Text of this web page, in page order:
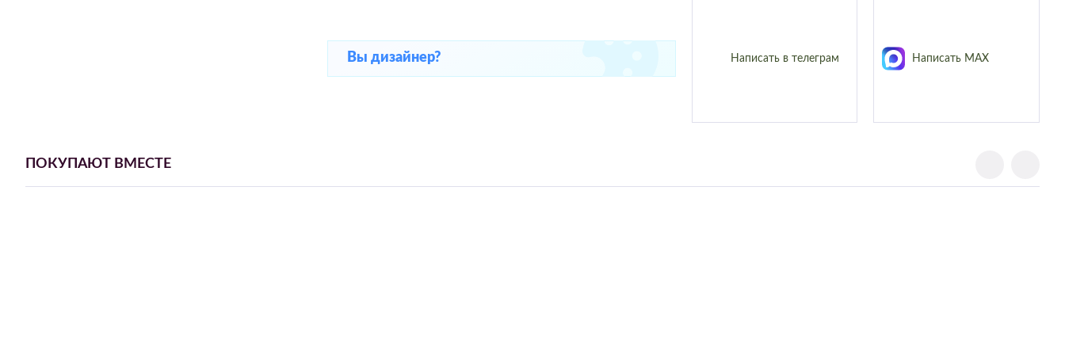
Вы дизайнер? Написать в телеграм Написать MAX
ПОКУПАЮТ ВМЕСТЕ